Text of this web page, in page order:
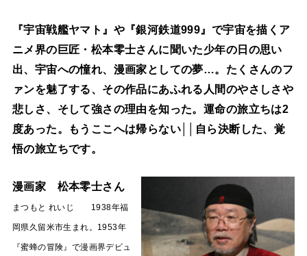
『宇宙戦艦ヤマト』や『銀河鉄道999』で宇宙を描くア
ニメ界の巨匠・松本零士さんに聞いた少年の日の思い
出、宇宙への憧れ、漫画家としての夢…。たくさんのフ
ァンを魅了する、その作品にあふれる人間のやさしさや
悲しさ、そして強さの理由を知った。運命の旅立ちは2
度あった。もうここへは帰らない││自ら決断した、覚
悟の旅立ちです。
漫画家 松本零士さん
まつもと れいじ 1938年福
岡県久留米市生まれ。1953年
『蜜蜂の冒険』で漫画界デビュ